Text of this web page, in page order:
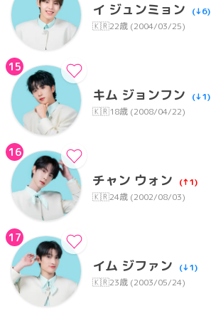
イ ジュンミョン
(↓6)
🇰🇷22歳 (2004/03/25)
15
キム ジョンフン
(↓1)
🇰🇷18歳 (2008/04/22)
16
チャン ウォン
(↑1)
🇰🇷24歳 (2002/08/03)
17
イム ジファン
(↓1)
🇰🇷23歳 (2003/05/24)